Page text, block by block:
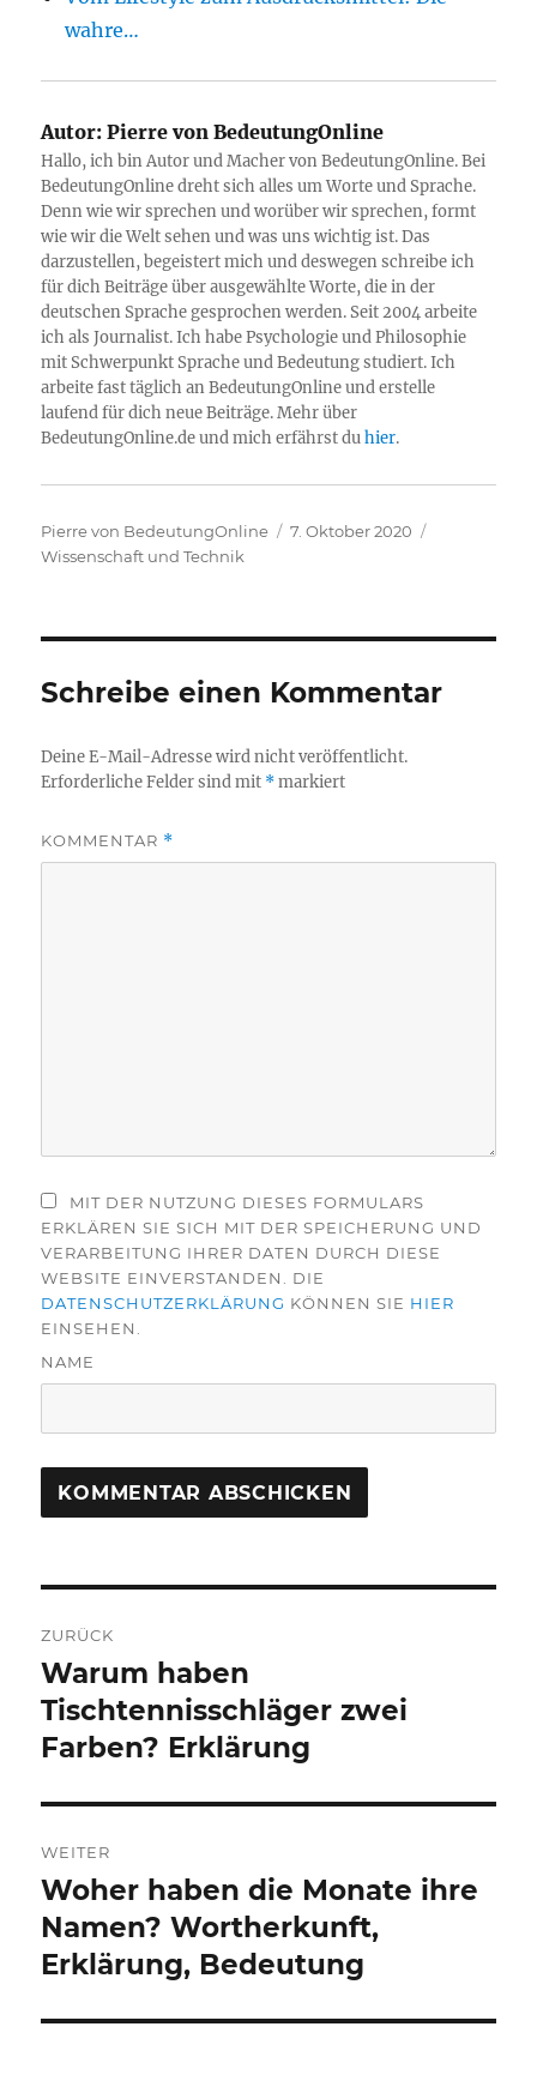
wahre…
Autor: Pierre von BedeutungOnline
Hallo, ich bin Autor und Macher von BedeutungOnline. Bei
BedeutungOnline dreht sich alles um Worte und Sprache.
Denn wie wir sprechen und worüber wir sprechen, formt
wie wir die Welt sehen und was uns wichtig ist. Das
darzustellen, begeistert mich und deswegen schreibe ich
für dich Beiträge über ausgewählte Worte, die in der
deutschen Sprache gesprochen werden. Seit 2004 arbeite
ich als Journalist. Ich habe Psychologie und Philosophie
mit Schwerpunkt Sprache und Bedeutung studiert. Ich
arbeite fast täglich an BedeutungOnline und erstelle
laufend für dich neue Beiträge. Mehr über
BedeutungOnline.de und mich erfährst duhier.
Autor
Pierre von BedeutungOnline
Veröffentlicht
7. Oktober 2020
Wissenschaft und Technik
Schreibe einen Kommentar
Deine E-Mail-Adresse wird nicht veröffentlicht.
Erforderliche Felder sind mit *markiert
KOMMENTAR *
MIT DER NUTZUNG DIESES FORMULARS
ERKLÄREN SIE SICH MIT DER SPEICHERUNG UND
VERARBEITUNG IHRER DATEN DURCH DIESE
WEBSITE EINVERSTANDEN. DIE
DATENSCHUTZERKLÄRUNG KÖNNEN SIE HIER
EINSEHEN.
NAME
ZURÜCK
Vorheriger
Beitrag:
Warum haben
Tischtennisschläger zwei
Farben? Erklärung
WEITER
Nächster
Beitrag:
Woher haben die Monate ihre
Namen? Wortherkunft,
Erklärung, Bedeutung